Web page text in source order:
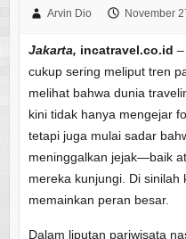
Arvin Dio November
Jakarta, incatravel.co.id
cukup sering meliput tren
melihat bahwa dunia
kini tidak hanya mengejar
tetapi juga mulai sadar
meninggalkan jejak—baik
mereka kunjungi. Di sinilah
memainkan peran besar.
Dalam liputan pariwisata